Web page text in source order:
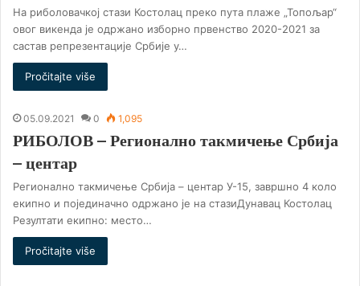
На риболовачкој стази Костолац преко пута плаже „Топољар“
овог викенда је одржано изборно првенство 2020-2021 за
састав репрезентације Србије у…
Pročitajte više
05.09.2021 0 1,095
РИБОЛОВ – Регионално такмичење Србија
– центар
Регионално такмичење Србија – центар У-15, завршно 4 коло
екипно и појединачно одржано је на стазиДунавац Костолац
Резултати екипно: место…
Pročitajte više